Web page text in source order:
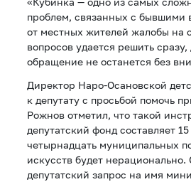
проблем, связанных с бывшими
от местных жителей жалобы на
вопросов удается решить
обращение не останется без
Директор Наро-Осановской
к депутату с просьбой помочь
Рожнов отметил, что такой
депутатский фонд составляет
четырнадцать муниципальных
искусств будет
депутатский запрос на имя